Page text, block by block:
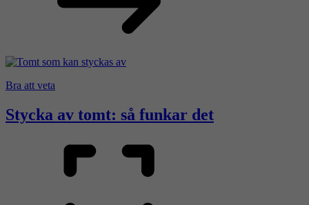
Bra att veta
Stycka av tomt: så funkar det